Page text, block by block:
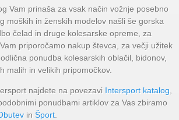
Vam prinaša za vsak način vožnje posebno
moških in ženskih modelov našli še gorska
čelad in druge kolesarske opreme, za
priporočamo nakup števca, za večji užitek
ponudba kolesarskih oblačil, bidonov,
malih in velikih pripomočkov.
najdete na povezavi Intersport katalog
ponudbami artiklov za Vas zbiramo
in Šport